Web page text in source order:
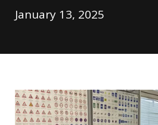
January 13, 2025